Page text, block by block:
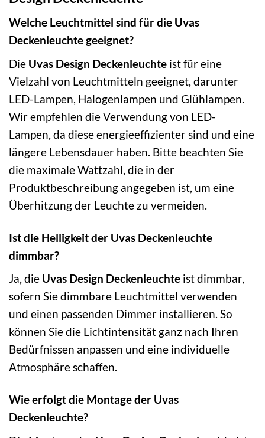
Welche Leuchtmittel sind für die Uvas
Deckenleuchte geeignet?
Die Uvas Design Deckenleuchte ist für eine
Vielzahl von Leuchtmitteln geeignet, darunter
LED-Lampen, Halogenlampen und Glühlampen.
Wir empfehlen die Verwendung von LED-
Lampen, da diese energieeffizienter sind und eine
längere Lebensdauer haben. Bitte beachten Sie
die maximale Wattzahl, die in der
Produktbeschreibung angegeben ist, um eine
Überhitzung der Leuchte zu vermeiden.
Ist die Helligkeit der Uvas Deckenleuchte
dimmbar?
Ja, die Uvas Design Deckenleuchte ist dimmbar,
sofern Sie dimmbare Leuchtmittel verwenden
und einen passenden Dimmer installieren. So
können Sie die Lichtintensität ganz nach Ihren
Bedürfnissen anpassen und eine individuelle
Atmosphäre schaffen.
Wie erfolgt die Montage der Uvas
Deckenleuchte?